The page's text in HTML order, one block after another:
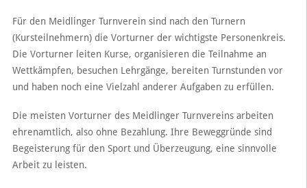
Für den Meidlinger Turnverein sind nach den Turnern
(Kursteilnehmern) die Vorturner der wichtigste Personenkreis.
Die Vorturner leiten Kurse, organisieren die Teilnahme an
Wettkämpfen, besuchen Lehrgänge, bereiten Turnstunden vor
und haben noch eine Vielzahl anderer Aufgaben zu erfüllen.
Die meisten Vorturner des Meidlinger Turnvereins arbeiten
ehrenamtlich, also ohne Bezahlung. Ihre Beweggründe sind
Begeisterung für den Sport und Überzeugung, eine sinnvolle
Arbeit zu leisten.